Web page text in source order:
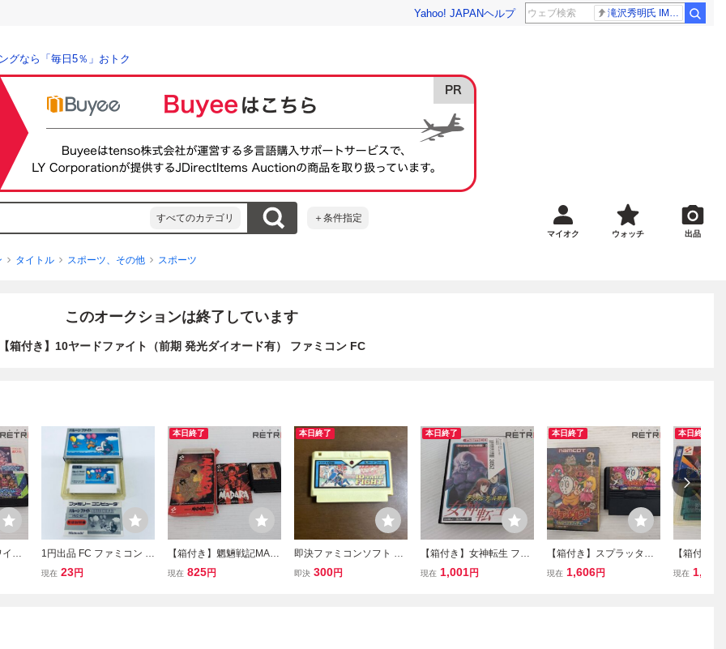
Yahoo! JAPANヘルプ 滝沢秀明氏 IMPACT26
グなら「毎日5％」おトク
すべてのカテゴリ ＋条件指定
マイオク ウォッチ 出品
タイトル スポーツ、その他 スポーツ
このオークションは終了しています
箱付き】10ヤードファイト（前期 発光ダイオード有） ファミコン FC
ワ
1円出品 FC ファミコン バ
ルーンファイト ソフト 箱
現在 23円
本日終了
【箱付き】魍魎戦記MAD
ARA ファミコン FC
現在 825円
本日終了
即決ファミコンソフト 10
ヤードファイト
即決 300円
本日終了
【箱付き】女神転生 ファ
ミコン FC
現在 1,001円
本日終了
【箱付き】スプラッター
ハウス わんぱくグラフィ
現在 1,606円
本日終了
【箱付き
ミコン FC
現在 1,232